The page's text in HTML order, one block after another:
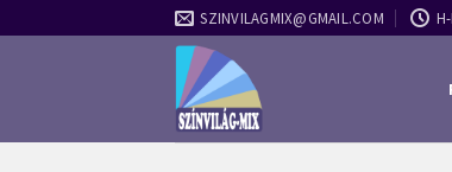
to
SZINVILAGMIX@GMAIL.COM